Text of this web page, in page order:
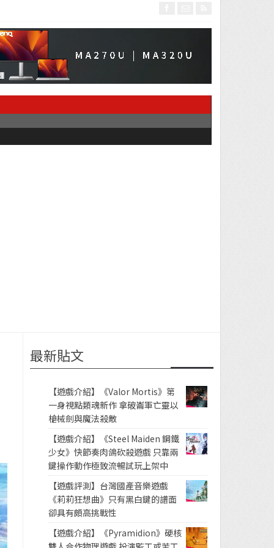
最新貼文
【遊戲介紹】《Valor Mortis》第
一身視點類魂新作 拿破崙軍亡靈以
槍械劍與魔法殺敵
【遊戲介紹】《Steel Maiden 鋼鐵
少女》快節奏肉鴿砍殺遊戲 只靠兩
鍵操作動作極致流暢試玩上架中
【遊戲評測】台灣國產音樂遊戲
《莉莉狂想曲》只有黑白鍵的譜面
卻具有頗高挑戰性
【遊戲介紹】《Pyramidion》硬核